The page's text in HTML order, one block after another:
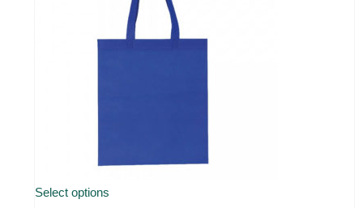
Select options